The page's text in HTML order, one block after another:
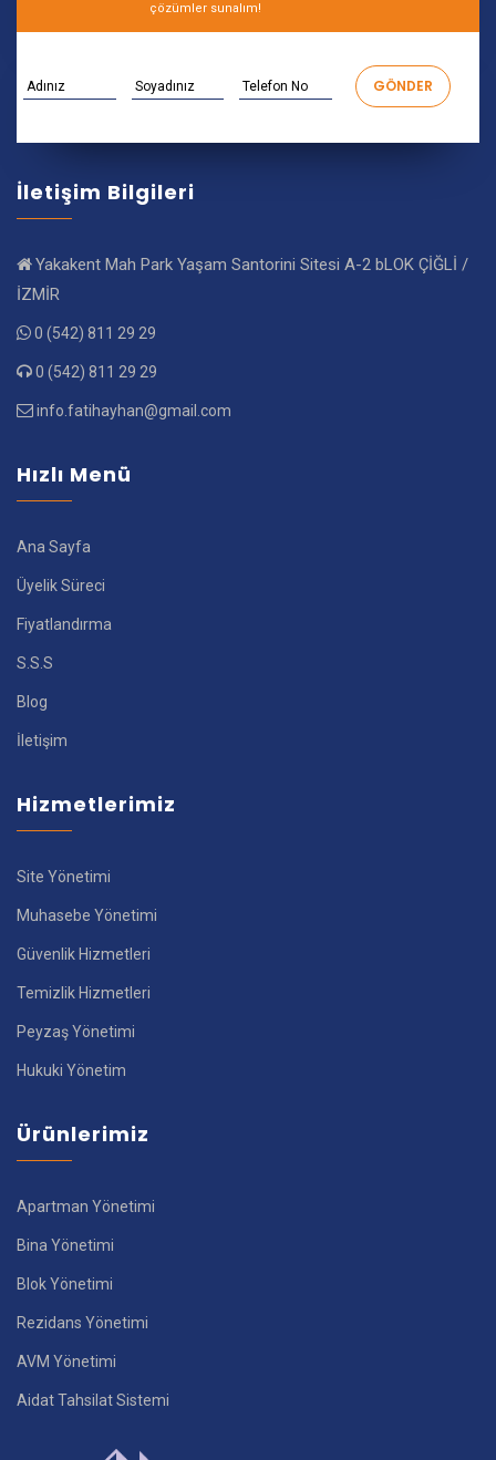
çözümler sunalım!
İletişim Bilgileri
Yakakent Mah Park Yaşam Santorini Sitesi A-2 bLOK ÇİĞLİ /
İZMİR
0 (542) 811 29 29
0 (542) 811 29 29
info.fatihayhan@gmail.com
Hızlı Menü
Ana Sayfa
Üyelik Süreci
Fiyatlandırma
S.S.S
Blog
İletişim
Hizmetlerimiz
Site Yönetimi
Muhasebe Yönetimi
Güvenlik Hizmetleri
Temizlik Hizmetleri
Peyzaş Yönetimi
Hukuki Yönetim
Ürünlerimiz
Apartman Yönetimi
Bina Yönetimi
Blok Yönetimi
Rezidans Yönetimi
AVM Yönetimi
Aidat Tahsilat Sistemi